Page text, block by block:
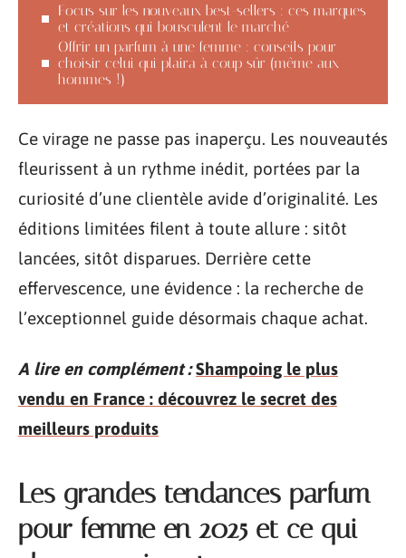
Focus sur les nouveaux best-sellers : ces marques
et créations qui bousculent le marché
Offrir un parfum à une femme : conseils pour
choisir celui qui plaira à coup sûr (même aux
hommes !)
Ce virage ne passe pas inaperçu. Les nouveautés
fleurissent à un rythme inédit, portées par la
curiosité d’une clientèle avide d’originalité. Les
éditions limitées filent à toute allure : sitôt
lancées, sitôt disparues. Derrière cette
effervescence, une évidence : la recherche de
l’exceptionnel guide désormais chaque achat.
A lire en complément : Shampoing le plus
vendu en France : découvrez le secret des
meilleurs produits
Les grandes tendances parfum
pour femme en 2025 et ce qui